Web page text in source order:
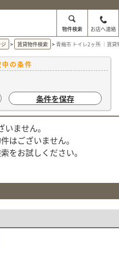
物件検索
お店へ連絡
賃貸物件検索 青梅市 トイレ2ヶ所 ｜賃貸
中の条件
条件を保存
ません。
はございません。
をお試しください。